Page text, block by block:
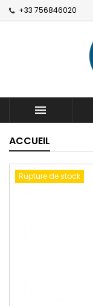
+33 756846020

ACCUEIL
Rupture de stock